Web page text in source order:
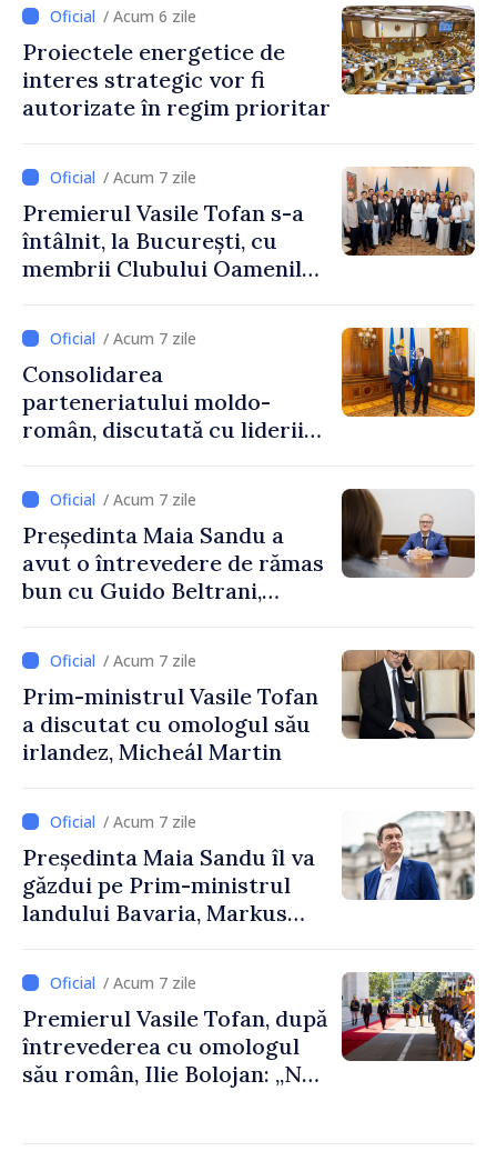
/ Acum 6 zile
Proiectele energetice de
interes strategic vor fi
autorizate în regim prioritar
/ Acum 7 zile
Premierul Vasile Tofan s-a
întâlnit, la București, cu
membrii Clubului Oamenilor
/ Acum 7 zile
Consolidarea
parteneriatului moldo-
român, discutată cu liderii
/ Acum 7 zile
Președinta Maia Sandu a
avut o întrevedere de rămas
bun cu Guido Beltrani,
Cooperare al Elveției în
Republica Moldova
/ Acum 7 zile
Prim-ministrul Vasile Tofan
a discutat cu omologul său
irlandez, Micheál Martin
/ Acum 7 zile
Președinta Maia Sandu îl va
găzdui pe Prim-ministrul
landului Bavaria, Markus
/ Acum 7 zile
Premierul Vasile Tofan, după
întrevederea cu omologul
său român, Ilie Bolojan: „Ne